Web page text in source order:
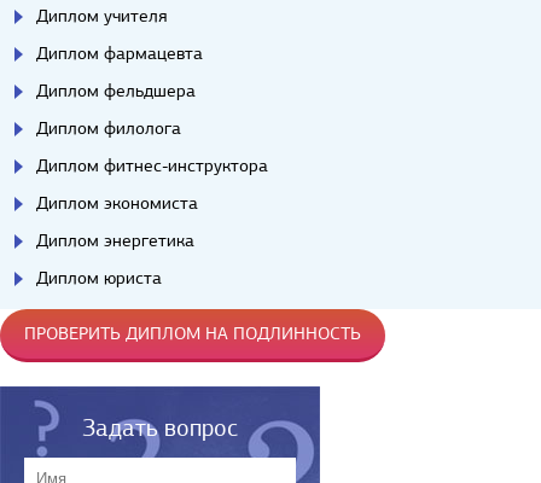
Диплом учителя
Диплом фармацевта
Диплом фельдшера
Диплом филолога
Диплом фитнес-инструктора
Диплом экономиста
Диплом энергетика
Диплом юриста
ПРОВЕРИТЬ ДИПЛОМ НА ПОДЛИННОСТЬ
Задать вопрос